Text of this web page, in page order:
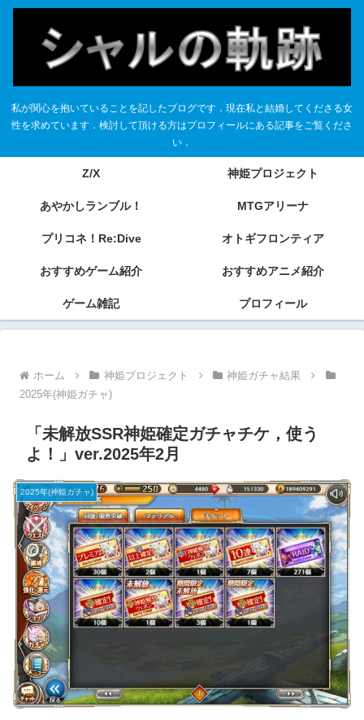
私が関心を抱いていることを記したブログです．現在私と結婚してくださる女
性を求めています．検討して頂ける方はプロフィールにある記事をご覧くださ
い．
Z/X 神姫プロジェクト
あやかしランブル！ MTGアリーナ
プリコネ！Re:Dive オトギフロンティア
おすすめゲーム紹介 おすすめアニメ紹介
ゲーム雑記 プロフィール
ホーム 神姫プロジェクト
神姫ガチャ結果
2025年(神姫ガチャ)
「未解放SSR神姫確定ガチャチケ，使う
よ！」ver.2025年2月
2025年(神姫ガチャ)